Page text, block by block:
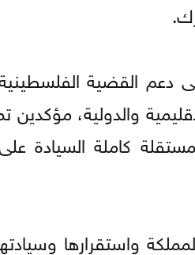
دعم القضية
والدولية،
واستقرارها